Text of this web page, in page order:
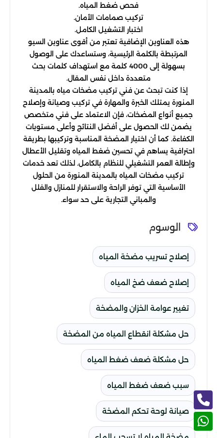
فحص ضغط المياه.
تركيب صمامات الأمان.
اختبار التشغيل الكامل.
هذه العناوين الإضافية تعتبر من أقوى عناوين السيو
المرتبطة بالكلمة الرئيسية، وستساعدك على الوصول
بسهولة إلى 4000 كلمة مع استهداف كلمات بحث
متعددة داخل نفس المقال.
إذا كنت تبحث عن فني تركيب مضخات مياه بالمدينة
المنورة يمتلك الخبرة والمهارة في تركيب وصيانة وإصلاح
جميع أنواع المضخات، فإن الاعتماد على فني متخصص
يضمن لك الحصول على أفضل النتائج وأعلى مستويات
الكفاءة. كما أن اختيار المضخة المناسبة وتركيبها بطريقة
احترافية يساهم في تحسين ضغط المياه وتقليل الأعطال
وإطالة العمر التشغيلي للنظام بالكامل. لذلك تعد خدمات
تركيب مضخات المياه بالمدينة المنورة من الحلول
الأساسية التي توفر الراحة والاستقرار للمنازل والفلل
والمباني التجارية على حد سواء.
الوسوم
إصلاح تسريب مضخة المياه
إصلاح ضعف ضخ المياه
تغيير عوامة الخزان والمضخة
حل مشكلة انقطاع المياه من المضخة
حل مشكلة ضعف ضغط المياه
سبب ضعف ضغط المياه
صيانة لوحة تحكم المضخة